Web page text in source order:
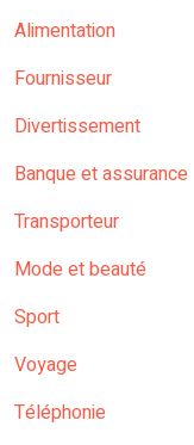
Alimentation
Fournisseur
Divertissement
Banque et assurance
Transporteur
Mode et beauté
Sport
Voyage
Téléphonie